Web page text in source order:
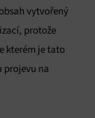
vytvořený
protože
kterém je tato
projevu na